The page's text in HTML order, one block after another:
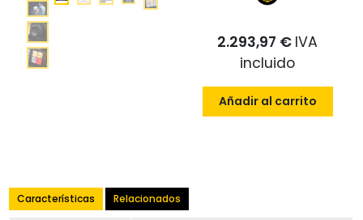
2.293,97 € IVA
incluido
Añadir al carrito
Características Relacionados